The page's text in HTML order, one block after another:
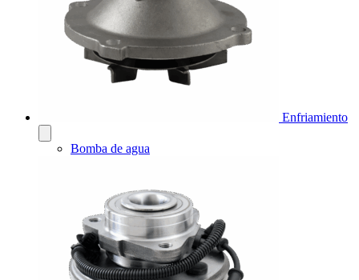
Enfriamiento
Bomba de agua